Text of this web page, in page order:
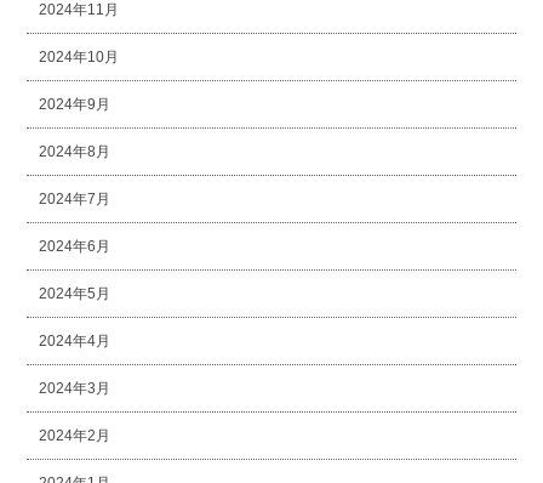
2024年11月
2024年10月
2024年9月
2024年8月
2024年7月
2024年6月
2024年5月
2024年4月
2024年3月
2024年2月